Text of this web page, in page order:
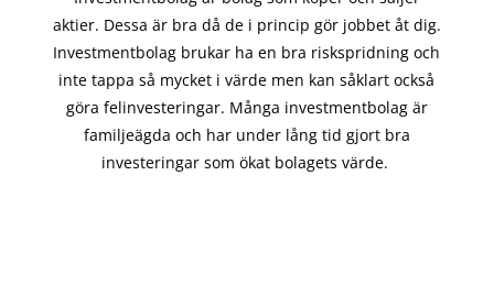
aktier. Dessa är bra då de i princip görjobbet åt dig.
Investmentbolag brukar ha en bra riskspridning och
inte tappa så mycket i värde men kan såklart också
göra felinvesteringar. Många investmentbolag är
familjeägda och har under lång tid gjort bra
investeringar som ökat bolagets värde.